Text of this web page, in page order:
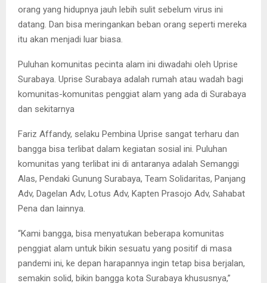
orang yang hidupnya jauh lebih sulit sebelum virus ini
datang. Dan bisa meringankan beban orang seperti mereka
itu akan menjadi luar biasa.
Puluhan komunitas pecinta alam ini diwadahi oleh Uprise
Surabaya. Uprise Surabaya adalah rumah atau wadah bagi
komunitas-komunitas penggiat alam yang ada di Surabaya
dan sekitarnya
Fariz Affandy, selaku Pembina Uprise sangat terharu dan
bangga bisa terlibat dalam kegiatan sosial ini. Puluhan
komunitas yang terlibat ini di antaranya adalah Semanggi
Alas, Pendaki Gunung Surabaya, Team Solidaritas, Panjang
Adv, Dagelan Adv, Lotus Adv, Kapten Prasojo Adv, Sahabat
Pena dan lainnya.
“Kami bangga, bisa menyatukan beberapa komunitas
penggiat alam untuk bikin sesuatu yang positif di masa
pandemi ini, ke depan harapannya ingin tetap bisa berjalan,
semakin solid, bikin bangga kota Surabaya khususnya,”